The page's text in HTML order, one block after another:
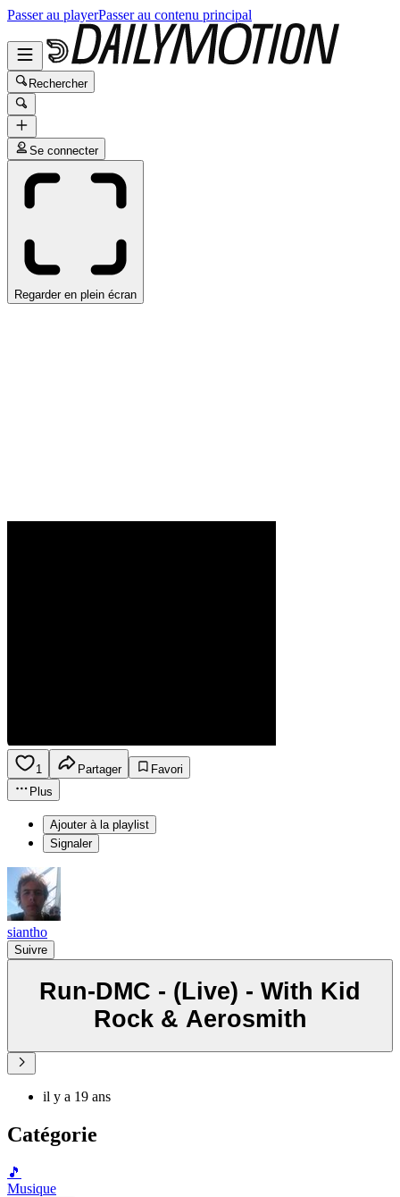
Passer au playerPasser au contenu principal
Rechercher
Se connecter
Regarder en plein écran
1 Partager
Favori
Plus
Ajouter à la playlist
Signaler
siantho
Suivre
Run-DMC - (Live) - With Kid
Rock & Aerosmith
il y a 19 ans
Catégorie
🎵
Musique